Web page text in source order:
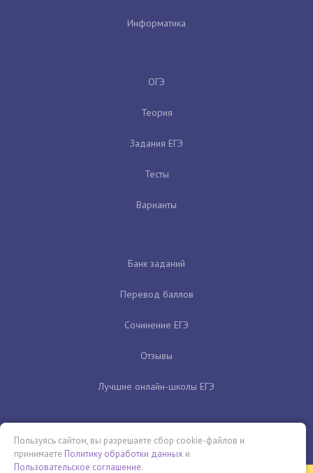
Информатика
ОГЭ
Теория
Задания ЕГЭ
Тесты
Варианты
Банк заданий
Перевод баллов
Сочинение ЕГЭ
Отзывы
Лучшие онлайн-школы ЕГЭ
Пользуясь сайтом, вы разрешаете сбор cookie-файлов и
принимаете Политику обработки данных и
Пользовательское соглашение.